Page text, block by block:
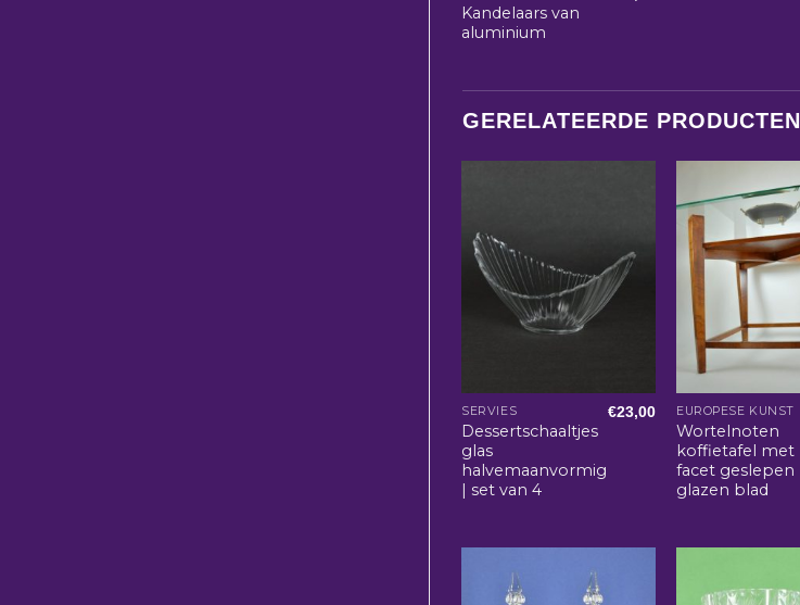
Kandelaars van
aluminium
GERELATEERDE PRODUCTEN
SERVIES
Dessertschaaltjes
glas
halvemaanvormig
| set van 4
€23,00 EUROPESE KUNST
Wortelnoten
koffietafel met
facet geslepen
glazen blad